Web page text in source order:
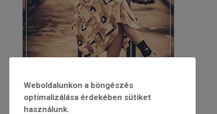
Weboldalunkon a böngészés
optimalizálása érdekében sütiket
használunk.